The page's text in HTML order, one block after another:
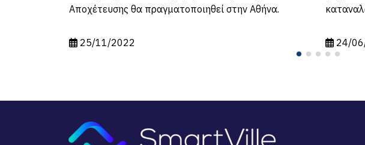
καταναλωτές της το SmartVille app.
24/06/2023
06) ,θα
25/